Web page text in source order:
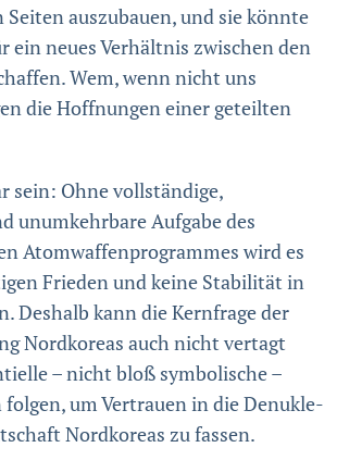
Seiten auszubauen, und sie könnte
ein neues Verhältnis zwischen den
Wem, wenn nicht uns
die Hoffnungen einer geteilten
sein: Ohne vollständige,
unumkehrbare Aufgabe des
Atom­waffenprogrammes wird es
Frieden und keine Stabilität in
Deshalb kann die Kernfrage der
Nordkoreas auch nicht vertagt
– nicht bloß symbolische –
folgen, um Vertrauen in die Denukle­
Nordkoreas zu fassen.